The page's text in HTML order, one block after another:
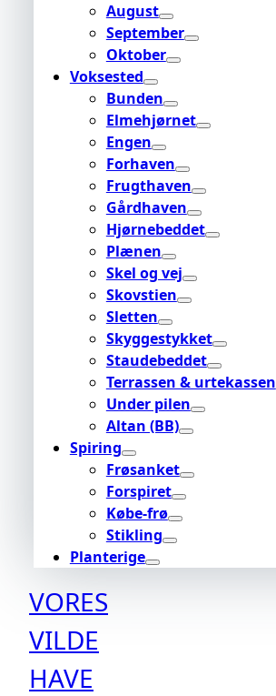
August
September
Oktober
Voksested
Bunden
Elmehjørnet
Engen
Forhaven
Frugthaven
Gårdhaven
Hjørnebeddet
Plænen
Skel og vej
Skovstien
Sletten
Skyggestykket
Staudebeddet
Terrassen & urtekassen
Under pilen
Altan (BB)
Spiring
Frøsanket
Forspiret
Købe-frø
Stikling
Planterige
VORES
VILDE
HAVE